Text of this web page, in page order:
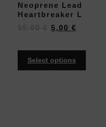
Neoprene Lead
Heartbreaker L
5,00 €
Select options